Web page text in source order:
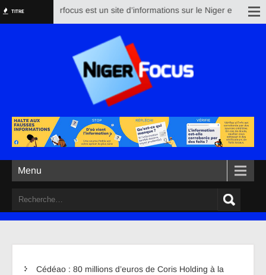
TITRE Nigerfocus est un site d’informations sur le Niger et le
Menu
Cédéao : 80 millions d’euros de Coris Holding à la